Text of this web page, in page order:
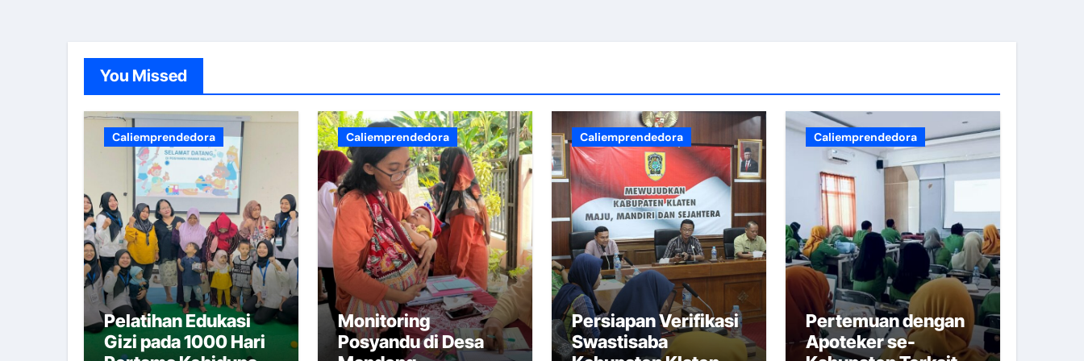
Rapat Koordinasi Verifikasi Kabupaten/Kota Sehat (KKS) Tahun 2025
Evaluasi Program Promosi Kesehatan dan Pemberdayaan Masyarakat
Percepatan Kelembagaan Kabupaten Kota Sehat (KKS) Tahun 2025 di Gedung SKB Cawas Kabupaten Klaten
Kasus DBD Meningkat, PSN Menjadi Solusi.
Kelas Ibu Hamil, Manfaatnya apa sih?
FOGGING VS PSN 3M+
Apa itu POSBINDU? – Kabupaten Klaten
Skrining dan Deteksi Dini Kanker Serviks dengan IVA Test.
Hari Raya Waisak, beberapa petugas Puskesmas Kebondalem Lor menjadi P3K di Area Candi Sewu Prambanan.
Lokmin Lintas Sektor Bidang Kesehatan di Kecamatan Prambanan
You Missed
Caliemprendedora
Pelatihan Edukasi
Gizi pada 1000 Hari
Caliemprendedora
Monitoring
Posyandu di Desa
Caliemprendedora
Persiapan Verifikasi
Swastisaba
Caliemprendedora
Pertemuan dengan
Apoteker se-